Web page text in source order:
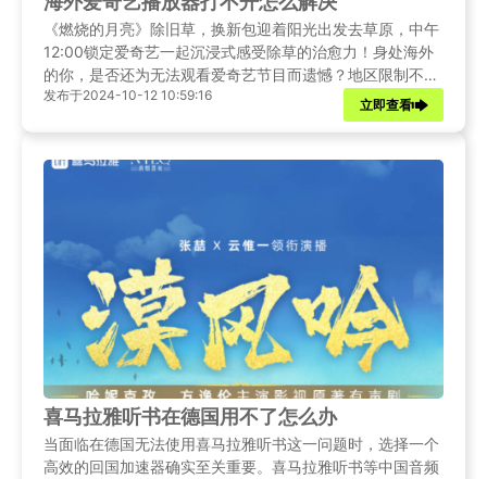
《燃烧的月亮》除旧草，换新包迎着阳光出发去草原，中午
12:00锁定爱奇艺一起沉浸式感受除草的治愈力！身处海外
的你，是否还为无法观看爱奇艺节目而遗憾？地区限制不应
成为阻碍。别担心，Sixfast 回国加速器是你的得力助手。
它拥有强大的功能，能够突破地域限制的屏障。通过优化网
爱奇艺带来的丰富视听盛宴，不再错过任何精彩内容。
发布于2024-10-12 10:59:16
立即查看
喜马拉雅听书在德国用不了怎么办
当面临在德国无法使用喜马拉雅听书这一问题时，选择一个
高效的回国加速器确实至关重要。喜马拉雅听书等中国音频